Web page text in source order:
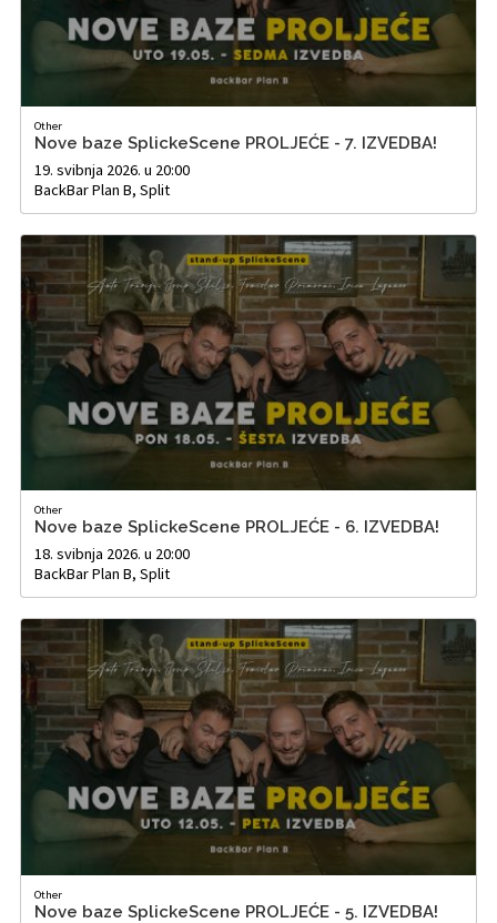
Other
Nove baze SplickeScene PROLJEĆE - 7. IZVEDBA!
19. svibnja 2026. u 20:00
BackBar Plan B, Split
Other
Nove baze SplickeScene PROLJEĆE - 6. IZVEDBA!
18. svibnja 2026. u 20:00
BackBar Plan B, Split
Other
Nove baze SplickeScene PROLJEĆE - 5. IZVEDBA!